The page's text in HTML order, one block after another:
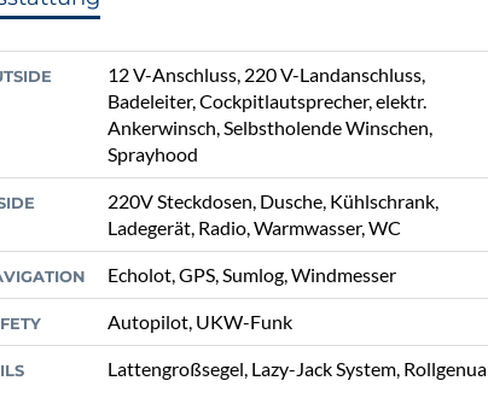
12 V-Anschluss, 220 V-Landanschluss,
Badeleiter, Cockpitlautsprecher, elektr.
Ankerwinsch, Selbstholende Winschen,
Sprayhood
220V Steckdosen, Dusche, Kühlschrank,
Ladegerät, Radio, Warmwasser, WC
Echolot, GPS, Sumlog, Windmesser
Autopilot, UKW-Funk
Lattengroßsegel, Lazy-Jack System, Rollgenua